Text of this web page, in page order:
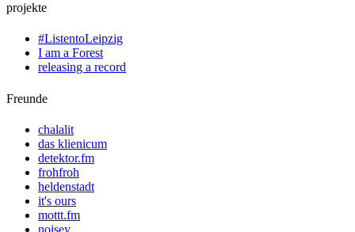
projekte
#ListentoLeipzig
I am a Forest
releasing a record
Freunde
chalalit
das klienicum
detektor.fm
frohfroh
heldenstadt
it's ours
mottt.fm
noisey